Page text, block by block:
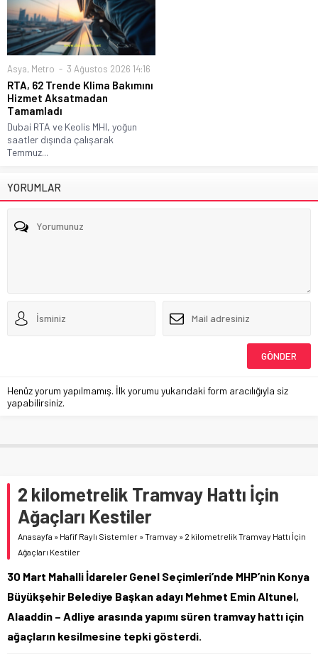
Asya, Metro 3 Ağustos 2026 14:16
RTA, 62 Trende Klima Bakımını
Hizmet Aksatmadan
Tamamladı
Dubai RTA ve Keolis MHI, yoğun
saatler dışında çalışarak
Temmuz...
YORUMLAR
Henüz yorum yapılmamış. İlk yorumu yukarıdaki form aracılığıyla siz
yapabilirsiniz.
2 kilometrelik Tramvay Hattı İçin
Ağaçları Kestiler
Anasayfa » Hafif Raylı Sistemler »Tramvay » 2 kilometrelik Tramvay Hattı İçin
Ağaçları Kestiler
30 Mart Mahalli İdareler Genel Seçimleri’nde MHP’nin Konya
Büyükşehir Belediye Başkan adayı Mehmet Emin Altunel,
Alaaddin – Adliye arasında yapımı süren tramvay hattı için
ağaçların kesilmesine tepki gösterdi.